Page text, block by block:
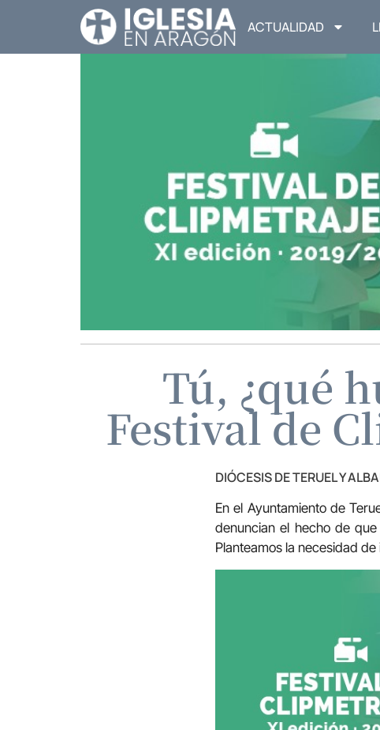
ACTUALIDAD
Tú, ¿qué
Festival de
DIÓCESIS DE TERUEL Y
En el Ayuntamiento de
denuncian el hecho de que
Planteamos la necesidad